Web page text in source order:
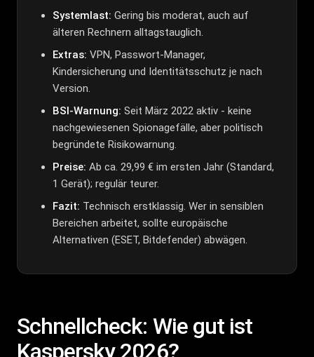
Systemlast: Gering bis moderat, auch auf
älteren Rechnern alltagstauglich.
Extras: VPN, Passwort-Manager,
Kindersicherung und Identitätsschutz je nach
Version.
BSI-Warnung: Seit März 2022 aktiv - keine
nachgewiesenen Spionagefälle, aber politisch
begründete Risikowarnung.
Preise: Ab ca. 29,99 € im ersten Jahr (Standard,
1 Gerät); regulär teurer.
Fazit: Technisch erstklassig. Wer in sensiblen
Bereichen arbeitet, sollte europäische
Alternativen (ESET, Bitdefender) abwägen.
Schnellcheck: Wie gut ist
Kaspersky 2026?